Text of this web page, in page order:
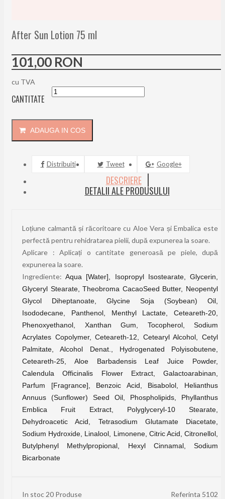
After Sun Lotion 75 ml
101,00 RON
cu TVA
CANTITATE
ADAUGA IN COS
Distribuiti Tweet Google+
DESCRIERE
DETALII ALE PRODUSULUI
Loțiune calmantă și răcoritoare cu Aloe Vera și Embalica este
perfectă pentru rehidratarea pielii, după expunerea la soare.
Aplicare : Aplicați o cantitate generoasă pe piele, după
expunerea la soare.
Ingrediente:Aqua [Water], Isopropyl Isostearate, Glycerin,
Glyceryl Stearate, Theobroma CacaoSeed Butter, Neopentyl
Glycol Diheptanoate, Glycine Soja (Soybean) Oil,
Isododecane, Panthenol, Menthyl Lactate, Ceteareth-20,
Phenoxyethanol, Xanthan Gum, Tocopherol, Sodium
Acrylates Copolymer, Ceteareth-12, Cetearyl Alcohol, Cetyl
Palmitate, Alcohol Denat., Hydrogenated Polyisobutene,
Ceteareth-25, Aloe Barbadensis Leaf Juice Powder,
Calendula Officinalis Flower Extract, Galactoarabinan,
Parfum [Fragrance], Benzoic Acid, Bisabolol, Helianthus
Annuus (Sunflower) Seed Oil, Phospholipids, Phyllanthus
Emblica Fruit Extract, Polyglyceryl-10 Stearate,
Dehydroacetic Acid, Tetrasodium Glutamate Diacetate,
Sodium Hydroxide, Linalool, Limonene, Citric Acid, Citronellol,
Butylphenyl Methylpropional, Hexyl Cinnamal, Sodium
Bicarbonate
Referinta 5102
In stoc 20 Produse